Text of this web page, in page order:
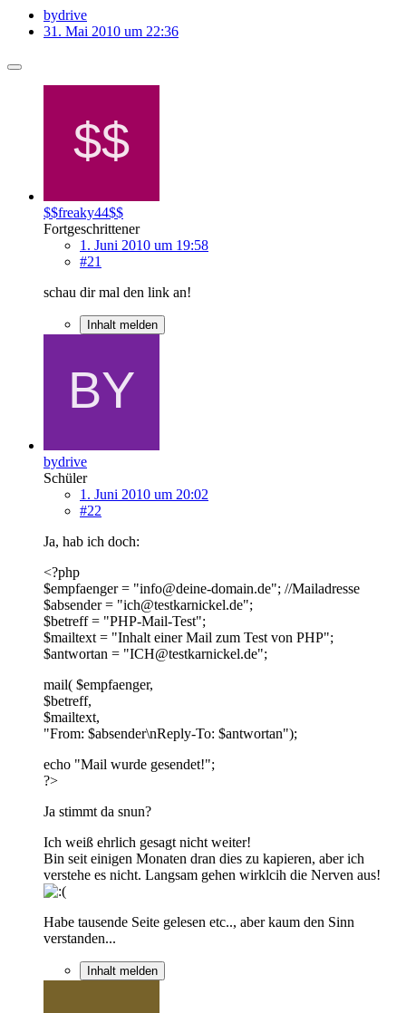
bydrive
31. Mai 2010 um 22:36
$$freaky44$$
Fortgeschrittener
1. Juni 2010 um 19:58
#21
schau dir mal den link an!
Inhalt melden
bydrive
Schüler
1. Juni 2010 um 20:02
#22
Ja, hab ich doch:
<?php
$empfaenger = "info@deine-domain.de"; //Mailadresse
$absender = "ich@testkarnickel.de";
$betreff = "PHP-Mail-Test";
$mailtext = "Inhalt einer Mail zum Test von PHP";
$antwortan = "ICH@testkarnickel.de";
mail( $empfaenger,
$betreff,
$mailtext,
"From: $absender\nReply-To: $antwortan");
echo "Mail wurde gesendet!";
?>
Ja stimmt da snun?
Ich weiß ehrlich gesagt nicht weiter!
Bin seit einigen Monaten dran dies zu kapieren, aber ich
verstehe es nicht. Langsam gehen wirklcih die Nerven aus!
Habe tausende Seite gelesen etc.., aber kaum den Sinn
verstanden...
Inhalt melden